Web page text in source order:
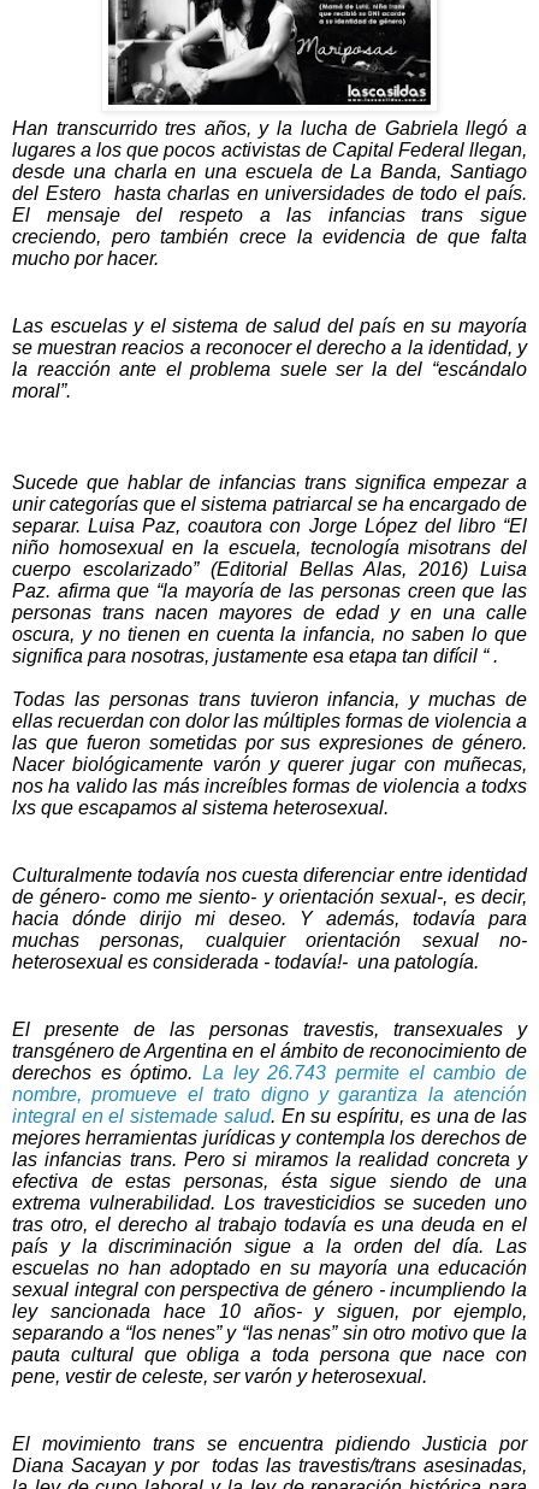
Han transcurrido tres años, y la lucha de Gabriela llegó a
lugares a los que pocos activistas de Capital Federal llegan,
desde una charla en una escuela de La Banda, Santiago
del Estero
hasta charlas en universidades de todo el país.
El mensaje del respeto a las infancias trans sigue
creciendo, pero también crece la evidencia de que falta
mucho por hacer.
Las escuelas y el sistema de salud del país en su mayoría
se muestran reacios a reconocer el derecho a la identidad, y
la reacción ante el problema suele ser la del “escándalo
moral”.
Sucede que hablar de infancias trans significa empezar a
unir categorías que el sistema patriarcal se ha encargado de
separar. Luisa Paz, coautora con Jorge López del libro “El
niño homosexual en la escuela, tecnología misotrans del
cuerpo escolarizado” (Editorial Bellas Alas, 2016) Luisa
Paz. afirma que “la mayoría de las personas creen que las
personas trans nacen mayores de edad y en una calle
oscura, y no tienen en cuenta la infancia, no saben lo que
significa para nosotras, justamente esa etapa tan difícil “ .
Todas las personas trans tuvieron infancia, y muchas de
ellas recuerdan con dolor las múltiples formas de violencia a
las que fueron sometidas por sus expresiones de género.
Nacer biológicamente varón y querer jugar con muñecas,
nos ha valido las más increíbles formas de violencia a todxs
lxs que escapamos al sistema heterosexual.
Culturalmente todavía nos cuesta diferenciar entre identidad
de género- como me siento- y orientación sexual-, es decir,
hacia dónde dirijo mi deseo. Y además, todavía para
muchas personas, cualquier orientación sexual no-
heterosexual es considerada - todavía!- una patología.
El presente de las personas travestis, transexuales y
transgénero de Argentina en el ámbito de reconocimiento de
derechos es óptimo. La ley 26.743 permite el cambio de
nombre, promueve el trato digno y garantiza la atención
integral en el sistemade salud. En su espíritu, es una de las
mejores herramientas jurídicas y contempla los derechos de
las infancias trans. Pero si miramos la realidad concreta y
efectiva de estas personas, ésta sigue siendo de una
extrema vulnerabilidad. Los travesticidios se suceden uno
tras otro, el derecho al trabajo todavía es una deuda en el
país y la discriminación sigue a la orden del día. Las
escuelas no han adoptado en su mayoría una educación
sexual integral con perspectiva de género - incumpliendo la
ley sancionada hace 10 años- y siguen, por ejemplo,
separando a “los nenes” y “las nenas” sin otro motivo que la
pauta cultural que obliga a toda persona que nace con
pene, vestir de celeste, ser varón y heterosexual.
El movimiento trans se encuentra pidiendo Justicia por
Diana Sacayan y por todas las travestis/trans asesinadas,